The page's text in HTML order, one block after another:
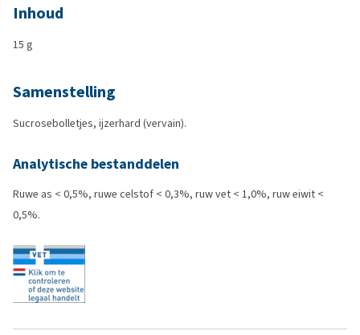
Inhoud
15 g
Samenstelling
Sucrosebolletjes, ijzerhard (vervain).
Analytische bestanddelen
Ruwe as < 0,5%, ruwe celstof < 0,3%, ruw vet < 1,0%, ruw eiwit <
0,5%.